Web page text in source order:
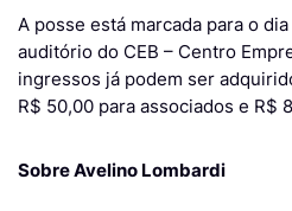
A posse está marcada para o
auditório do CEB – Centro
ingressos já podem ser
R$ 50,00 para associados e R$
Sobre Avelino Lombardi